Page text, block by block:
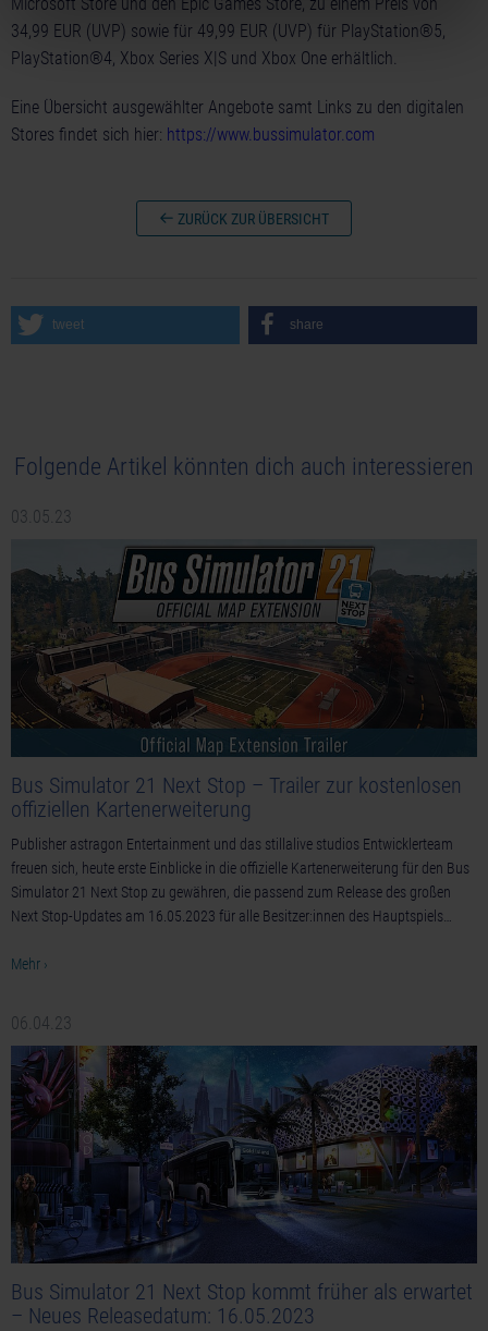
34,99 EUR (UVP) sowie für 49,99 EUR (UVP) für PlayStation®5,
PlayStation®4, Xbox Series X|S und Xbox One erhältlich.
Eine Übersicht ausgewählter Angebote samt Links zu den digitalen
Stores findet sich hier: https://www.bussimulator.com
ZURÜCK ZUR ÜBERSICHT
tweet share
Folgende Artikel könnten dich auch interessieren
03.05.23
Bus Simulator 21 Next Stop – Trailer zur kostenlosen
offiziellen Kartenerweiterung
Publisher astragon Entertainment und das stillalive studios Entwicklerteam
freuen sich, heute erste Einblicke in die offizielle Kartenerweiterung für den Bus
Simulator 21 Next Stop zu gewähren, die passend zum Release des großen
Next Stop-Updates am 16.05.2023 für alle Besitzer:innen des Hauptspiels…
Mehr ›
06.04.23
Bus Simulator 21 Next Stop kommt früher als erwartet
– Neues Releasedatum: 16.05.2023